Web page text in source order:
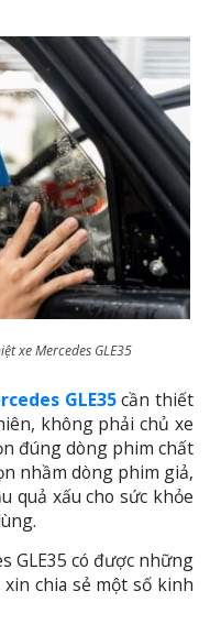
xe Mercedes GLE35
GLE35cần thiết
không phải chủ xe
đúng dòng phim chất
nhầm dòng phim giả,
quả xấu cho sức khỏe
GLE35 có được những
chia sẻ một số kinh